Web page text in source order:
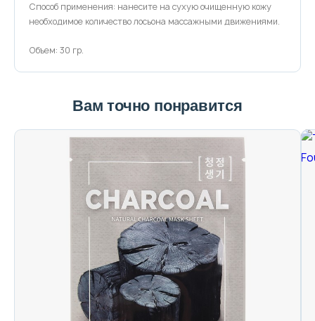
Способ применения: нанесите на сухую очищенную кожу
необходимое количество лосьона массажными движениями.
Объем: 30 гр.
Вам точно понравится